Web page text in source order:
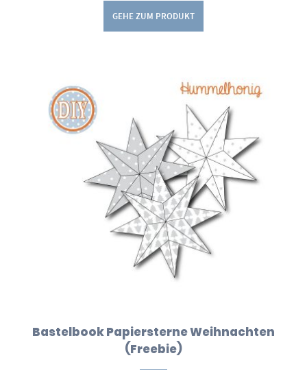
GEHE ZUM PRODUKT
Bastelbook Papiersterne Weihnachten
(Freebie)